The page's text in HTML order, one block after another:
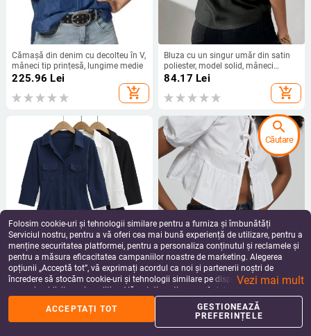
Cămașă din denim cu decolteu în V,
mâneci tip prințesă, lungime medie
225.96 Lei
add_shopping_cart
Bluza cu un singur umăr din satin
poliester, model solid, mâneci
scurte, stil casual cu umăr înclinat,
84.17 Lei
add_shopping_cart
Cămașă polo din bumbac, mâneci
3/4, croială Slim, nasturi pe față,
lungime 50–65 cm.
139.97Lei
add_shopping_cart
Cămașă cu mâneci scurte, balon,
guler rotund, șnur în față
76.16Lei
add_shopping_cart
Folosim cookie-uri și tehnologii similare pentru a furniza și îmbunătăți
Serviciul nostru, pentru a vă oferi cea mai bună experiență de utilizare, pentru a
menține securitatea platformei, pentru a personaliza conținutul și reclamele și
pentru a măsura eficacitatea campaniilor noastre de marketing. Alegerea
opțiunii „Acceptă tot”, vă exprimați acordul ca noi și partenerii noștri de
încredere să stocăm cookie-uri și tehnologii similare pe dispozitivul dvs. în
scopuri publicitare și analitice. Vă puteți gestiona preferințele în orice moment
făcând clic pe „Gestionează preferințele”. Pentru mai multe informații, vă
rugăm să consultațiPolitica noastră de confidențialitate.
Vezi mai mult
ACCEPTAȚI TOT
GESTIONEAZĂ
PREFERINȚELE
search
Căutare